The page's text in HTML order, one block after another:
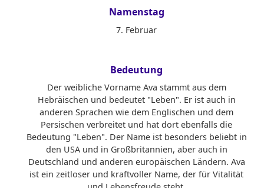
Namenstag
7. Februar
Bedeutung
Der weibliche Vorname Ava stammt aus dem
Hebräischen und bedeutet "Leben". Er ist auch in
anderen Sprachen wie dem Englischen und dem
Persischen verbreitet und hat dort ebenfalls die
Bedeutung "Leben". Der Name ist besonders beliebt in
den USA und in Großbritannien, aber auch in
Deutschland und anderen europäischen Ländern. Ava
ist ein zeitloser und kraftvoller Name, der für Vitalität